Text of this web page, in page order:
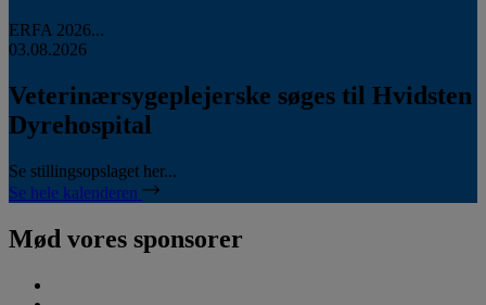
ERFA 2026...
03.08.2026
Veterinærsygeplejerske søges til Hvidsten
Dyrehospital
Se stillingsopslaget her...
Se hele kalenderen
Mød vores sponsorer